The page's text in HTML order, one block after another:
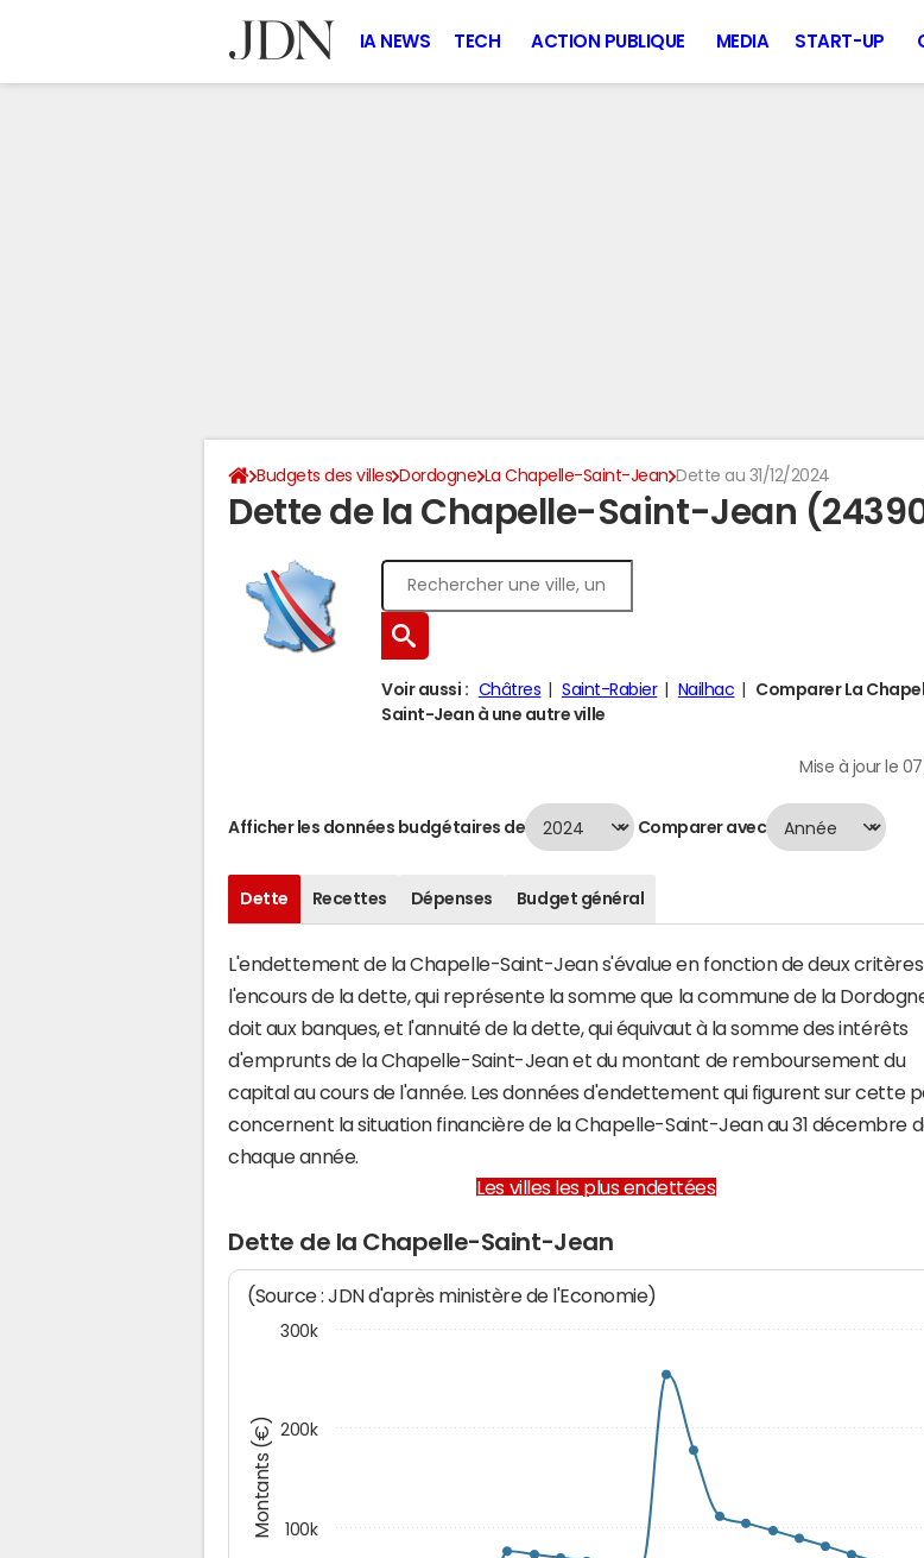
IA NEWS TECH ACTION PUBLIQUE MEDIA START-UP
Budgets des villes Dordogne La Chapelle-Saint-Jean Dette au 31/12/2024
Dette de la Chapelle-Saint-Jean
Voir aussi : Châtres Saint-Rabier Nailhac
Comparer La
Saint-Jean à une autre ville
Mise à jour le
Afficher les données budgétaires de Comparer avec
Dette Recettes Dépenses Budget général
L'endettement de la Chapelle-Saint-Jean s'évalue en fonction de deux critères
l'encours de la dette, qui représente la somme que la commune de la
doit aux banques, et l'annuité de la dette, qui équivaut à la somme des intérêts
d'emprunts de la Chapelle-Saint-Jean et du montant de remboursement du
capital au cours de l'année. Les données d'endettement qui figurent sur cette
concernent la situation financière de la Chapelle-Saint-Jean au 31 décembre
chaque année.
Les villes les plus endettées
Dette de la Chapelle-Saint-Jean
Montants (€)
(Source : JDN d'après ministère de l'Economie)
100k
200k
300k